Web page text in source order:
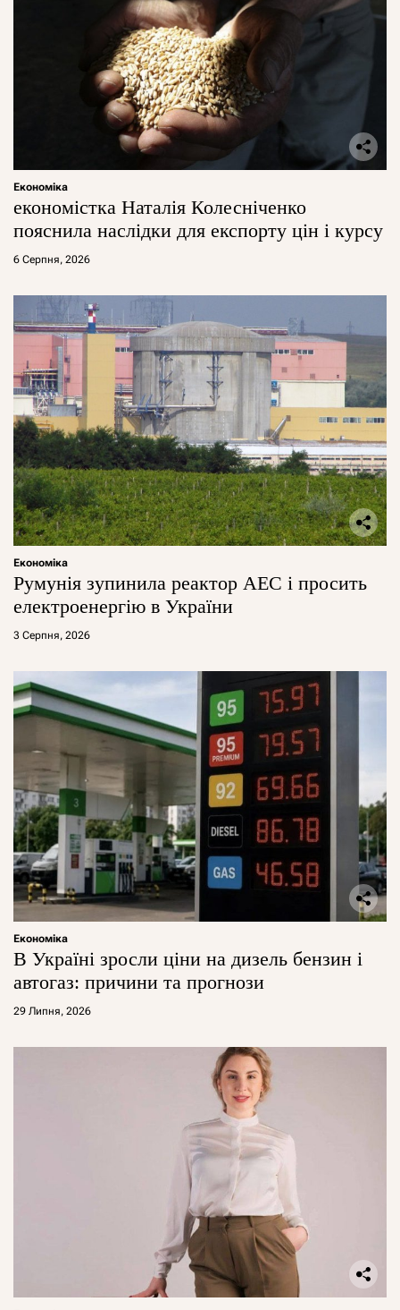
Економіка
економістка Наталія Колесніченко
пояснила наслідки для експорту цін і курсу
6 Серпня, 2026
Економіка
Румунія зупинила реактор АЕС і просить
електроенергію в України
3 Серпня, 2026
Економіка
В Україні зросли ціни на дизель бензин і
автогаз: причини та прогнози
29 Липня, 2026